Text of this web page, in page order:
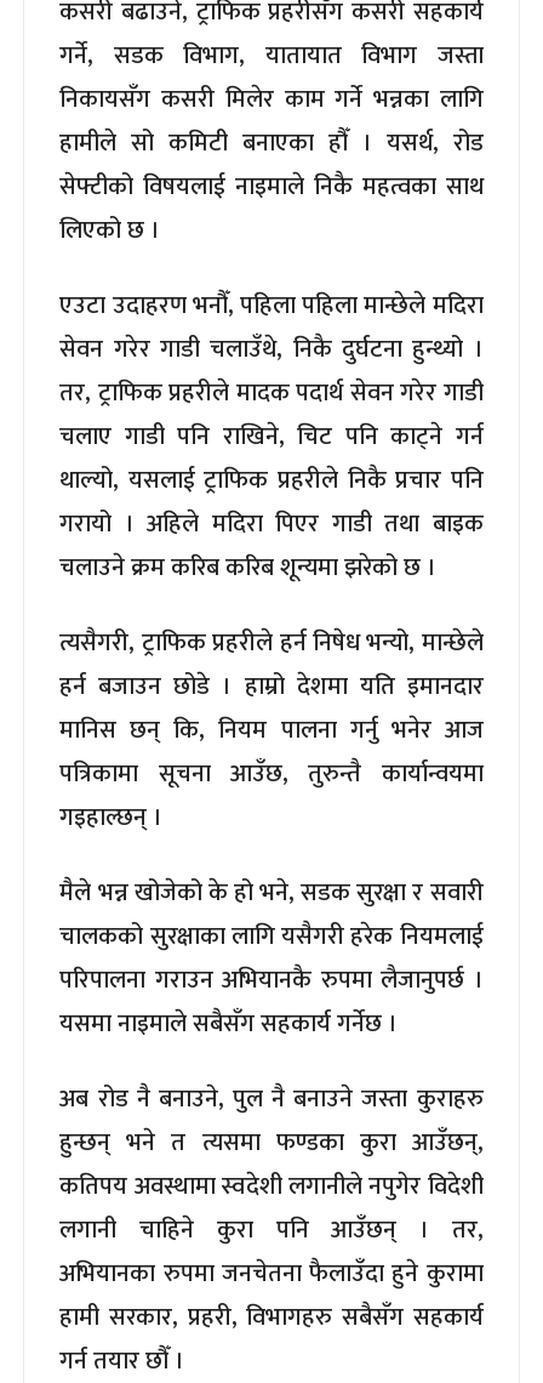
कसरी बढाउने, ट्राफिक प्रहरीसँग कसरी सहकार्य
गर्ने, सडक विभाग, यातायात विभाग जस्ता
निकायसँग कसरी मिलेर काम गर्ने भन्नका लागि
हामीले सो कमिटी बनाएका हौँ । यसर्थ, रोड
सेफ्टीको विषयलाई नाइमाले निकै महत्वका साथ
लिएको छ ।
एउटा उदाहरण भनौँ, पहिला पहिला मान्छेले मदिरा
सेवन गरेर गाडी चलाउँथे, निकै दुर्घटना हुन्थ्यो ।
तर, ट्राफिक प्रहरीले मादक पदार्थ सेवन गरेर गाडी
चलाए गाडी पनि राखिने, चिट पनि काट्ने गर्न
थाल्यो, यसलाई ट्राफिक प्रहरीले निकै प्रचार पनि
गरायो । अहिले मदिरा पिएर गाडी तथा बाइक
चलाउने क्रम करिब करिब शून्यमा झरेको छ ।
त्यसैगरी, ट्राफिक प्रहरीले हर्न निषेध भन्यो, मान्छेले
हर्न बजाउन छोडे । हाम्रो देशमा यति इमानदार
मानिस छन् कि, नियम पालना गर्नु भनेर आज
पत्रिकामा सूचना आउँछ, तुरुन्तै कार्यान्वयमा
गइहाल्छन् ।
मैले भन्न खोजेको के हो भने, सडक सुरक्षा र सवारी
चालकको सुरक्षाका लागि यसैगरी हरेक नियमलाई
परिपालना गराउन अभियानकै रुपमा लैजानुपर्छ ।
यसमा नाइमाले सबैसँग सहकार्य गर्नेछ ।
अब रोड नै बनाउने, पुल नै बनाउने जस्ता कुराहरु
हुन्छन् भने त त्यसमा फण्डका कुरा आउँछन्,
कतिपय अवस्थामा स्वदेशी लगानीले नपुगेर विदेशी
लगानी चाहिने कुरा पनि आउँछन् । तर,
अभियानका रुपमा जनचेतना फैलाउँदा हुने कुरामा
हामी सरकार, प्रहरी, विभागहरु सबैसँग सहकार्य
गर्न तयार छौँ ।